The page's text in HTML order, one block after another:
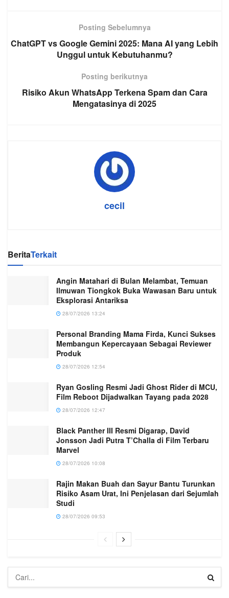
Posting Sebelumnya
ChatGPT vs Google Gemini 2025: Mana AI yang Lebih
Unggul untuk Kebutuhanmu?
Posting berikutnya
Risiko Akun WhatsApp Terkena Spam dan Cara
Mengatasinya di 2025
cecil
BeritaTerkait
Angin Matahari di Bulan Melambat, Temuan
Ilmuwan Tiongkok Buka Wawasan Baru untuk
Eksplorasi Antariksa
28/07/2026 13:24
Personal Branding Mama Firda, Kunci Sukses
Membangun Kepercayaan Sebagai Reviewer
Produk
28/07/2026 12:54
Ryan Gosling Resmi Jadi Ghost Rider di MCU,
Film Reboot Dijadwalkan Tayang pada 2028
28/07/2026 12:47
Black Panther III Resmi Digarap, David
Jonsson Jadi Putra T’Challa di Film Terbaru
Marvel
28/07/2026 10:08
Rajin Makan Buah dan Sayur Bantu Turunkan
Risiko Asam Urat, Ini Penjelasan dari Sejumlah
Studi
28/07/2026 09:53